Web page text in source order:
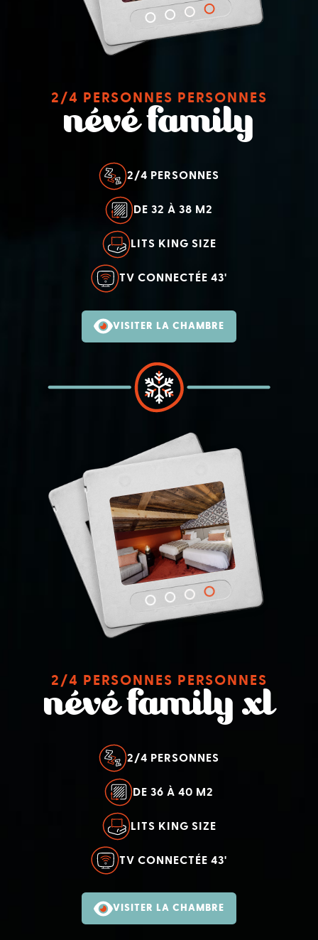
2/4 PERSONNES PERSONNES
névé family
2/4 PERSONNES
DE 32 À 38 M2
LITS KING SIZE
TV CONNECTÉE 43'
VISITER LA CHAMBRE
2/4 PERSONNES PERSONNES
névé family xl
2/4 PERSONNES
DE 36 À 40 M2
LITS KING SIZE
TV CONNECTÉE 43'
VISITER LA CHAMBRE